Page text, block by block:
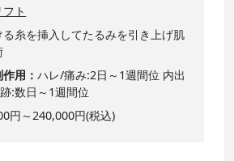
ト
る糸を挿入してたるみを引き上げ肌
用
ハレ/痛み:2日～1週間位 内出
:数日～1週間位
円～240,000円(税込)